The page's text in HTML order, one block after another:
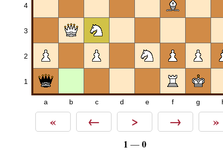
4
3
2
1
a b c d e f g
« ← > → »
1 — 0